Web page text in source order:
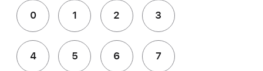
0 1 2 3
4 5 6 7